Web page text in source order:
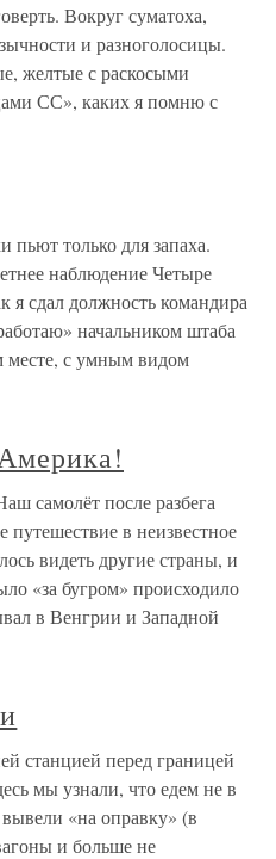
Вокруг суматоха,
и разноголосицы.
желтые с раскосыми
СС», каких я помню с
пьют только для запаха.
наблюдение Четыре
я сдал должность командира
начальником штаба
месте, с умным видом
самолёт после разбега
в неизвестное
видеть другие страны, и
«за бугром» происходило
в Венгрии и Западной
станцией перед границей
мы узнали, что едем не в
«на оправку» (в
и больше не